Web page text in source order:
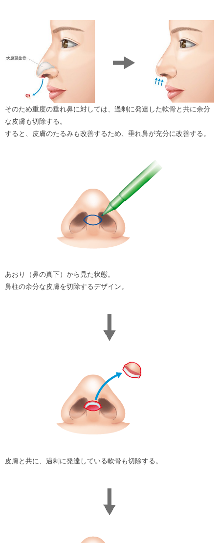
そのため重度の垂れ鼻に対しては、過剰に発達した軟骨と共に余分
な皮膚も切除する。
すると、皮膚のたるみも改善するため、垂れ鼻が充分に改善する。
あおり（鼻の真下）から見た状態。
鼻柱の余分な皮膚を切除するデザイン。
皮膚と共に、過剰に発達している軟骨も切除する。